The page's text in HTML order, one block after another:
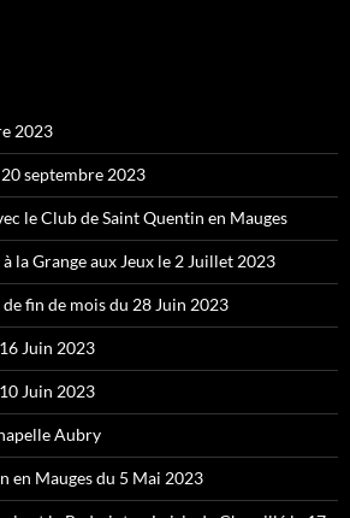
2023
septembre 2023
le Club de Saint Quentin en Mauges
la Grange aux Jeux le 2 Juillet 2023
fin de mois du 28 Juin 2023
Juin 2023
Juin 2023
Aubry
en Mauges du 5 Mai 2023